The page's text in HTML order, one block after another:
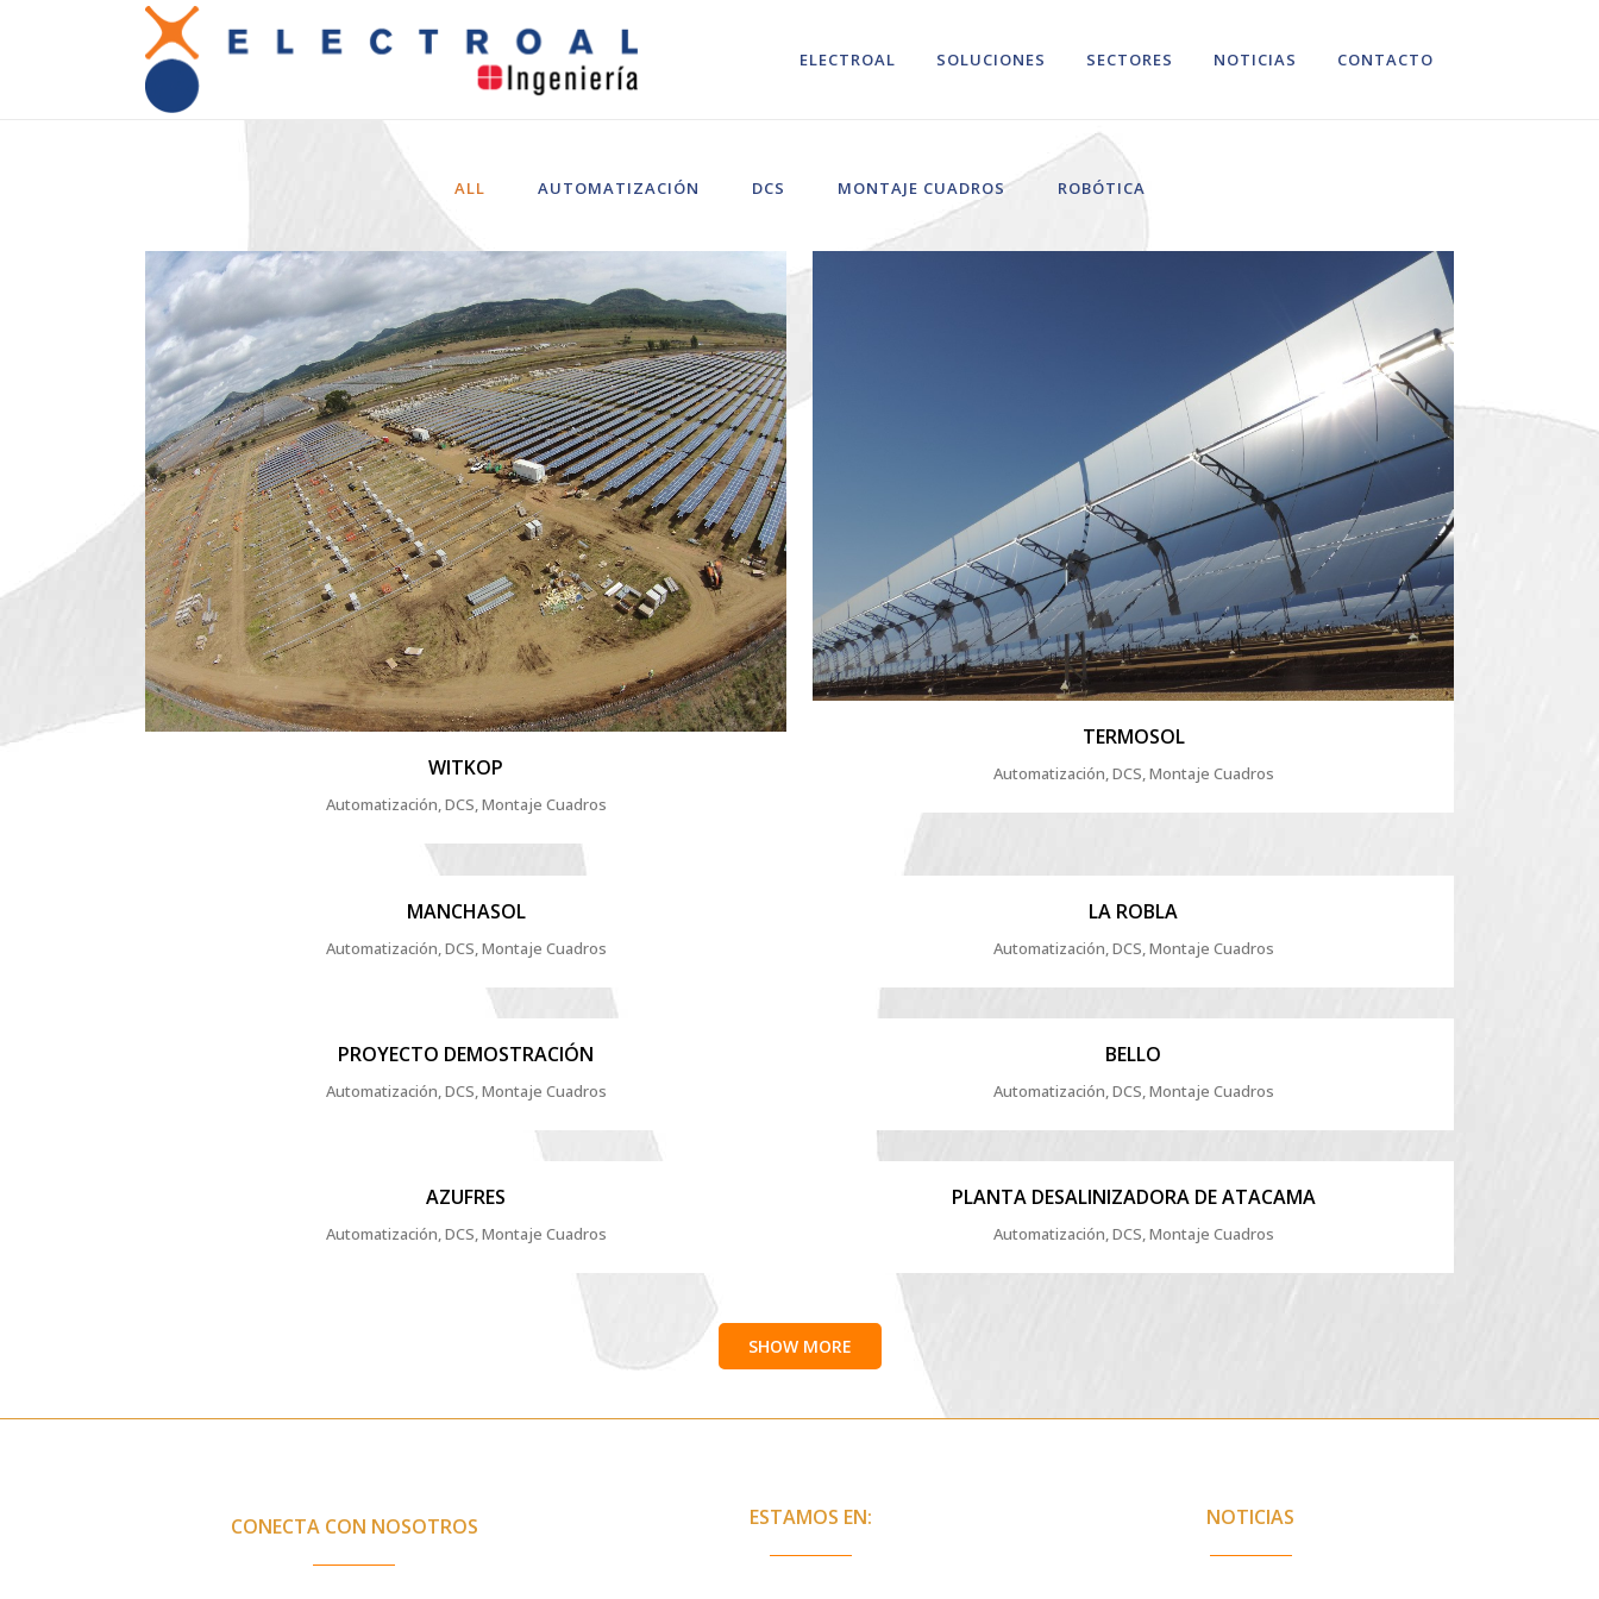
ELECTROAL SOLUCIONES SECTORES NOTICIAS CONTACTO
ALL AUTOMATIZACIÓN DCS MONTAJE CUADROS ROBÓTICA
ZOOM VIEW
WITKOP
Automatización, DCS, Montaje Cuadros
ZOOM VIEW
TERMOSOL
Automatización, DCS, Montaje Cuadros
MANCHASOL
Automatización, DCS, Montaje Cuadros
LA ROBLA
Automatización, DCS, Montaje Cuadros
PROYECTO DEMOSTRACIÓN
Automatización, DCS, Montaje Cuadros
BELLO
Automatización, DCS, Montaje Cuadros
AZUFRES
Automatización, DCS, Montaje Cuadros
PLANTA DESALINIZADORA DE ATACAMA
Automatización, DCS, Montaje Cuadros
SHOW MORE
CONECTA CON NOSOTROS ESTAMOS EN: NOTICIAS